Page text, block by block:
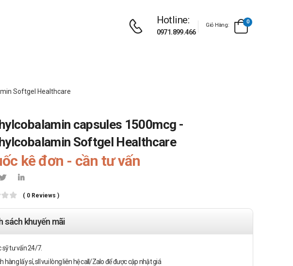
Hotline:
0971.899.466
Giỏ Hàng:
0
Softgel Healthcare
capsules 1500mcg -
Softgel Healthcare
kê đơn - cần tư vấn
( 0 Reviews )
sách khuyến mãi
sỹ tư vấn 24/7.
hàng lấy sỉ, sll vui lòng liên hệ call/Zalo để được cập nhật giá